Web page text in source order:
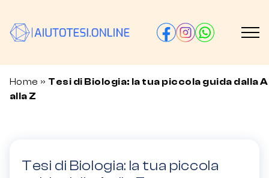
Home » ​​Tesi di Biologia: la tua piccola guida dalla A
alla Z
​​Tesi di Biologia: la tua piccola